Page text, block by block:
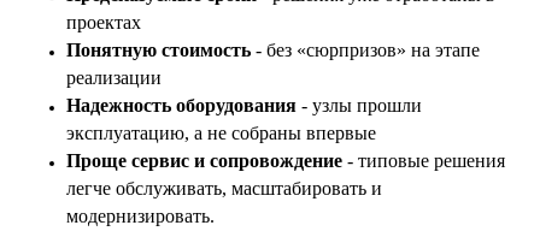
проектах
Понятную стоимость - без «сюрпризов» на этапе
реализации
Надежность оборудования - узлы прошли
эксплуатацию, а не собраны впервые
Проще сервис и сопровождение - типовые решения
легче обслуживать, масштабировать и
модернизировать.